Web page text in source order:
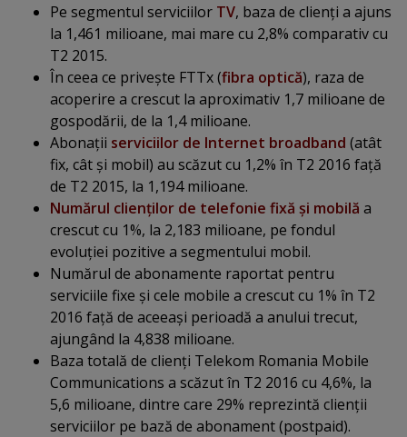
Pe segmentul serviciilor TV, baza de clienţi a ajuns
la 1,461 milioane, mai mare cu 2,8% comparativ cu
T2 2015.
În ceea ce priveşte FTTx (fibra optică), raza de
acoperire a crescut la aproximativ 1,7 milioane de
gospodării, de la 1,4 milioane.
Abonaţii serviciilor de Internet broadband (atât
fix, cât şi mobil) au scăzut cu 1,2% în T2 2016 faţă
de T2 2015, la 1,194 milioane.
Numărul clienţilor de telefonie fixă şi mobilă a
crescut cu 1%, la 2,183 milioane, pe fondul
evoluţiei pozitive a segmentului mobil.
Numărul de abonamente raportat pentru
serviciile fixe şi cele mobile a crescut cu 1% în T2
2016 faţă de aceeaşi perioadă a anului trecut,
ajungând la 4,838 milioane.
Baza totală de clienţi Telekom Romania Mobile
Communications a scăzut în T2 2016 cu 4,6%, la
5,6 milioane, dintre care 29% reprezintă clienţii
serviciilor pe bază de abonament (postpaid).